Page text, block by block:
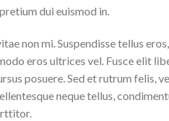
dui euismod in.
non mi. Suspendisse tellus
eros ultrices vel. Fusce elit
posuere. Sed et rutrum felis,
neque tellus,